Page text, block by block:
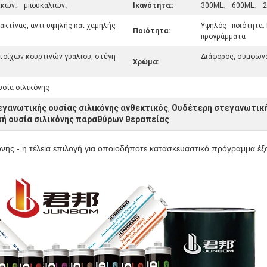
、 μπουκαλιών、 Ικανότητα:: 300ML、 600ML、
αντι-υψηλής και χαμηλής
Ποιότητα:
Υψηλός -
προγράμματα
κουρτινών γυαλιού, στέγη
Χρώμα:
Διάφορος,
σιλικόνης
ουσίας σιλικόνης ανθεκτικός, Ουδέτερη
ουσία σιλικόνης παραθύρων θεραπείας
- η τέλεια επιλογή για οποιοδήποτε κατασκευαστικό πρόγραμμα